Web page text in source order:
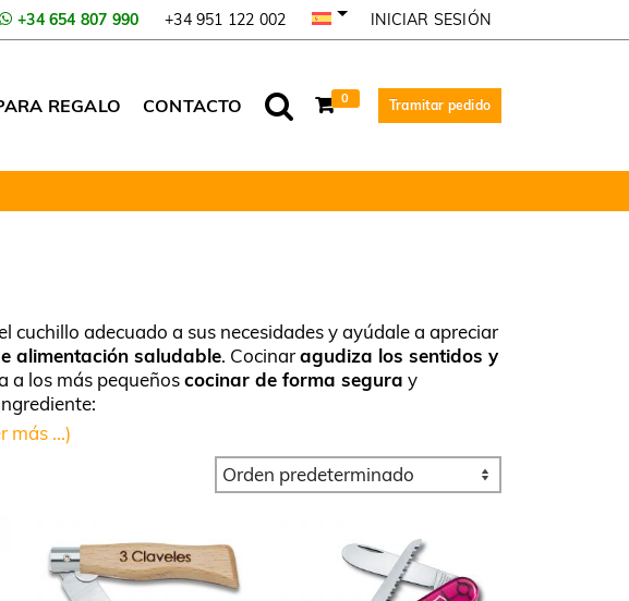
+34 654 807 990 +34 951 122 002 INICIAR SESIÓN
REGALO CONTACTO 0 Tramitar pedido
cuchillo adecuado a sus necesidades y ayúdale a apreciar
alimentación saludable. Cocinaragudiza los sentidos y
a los más pequeñoscocinar de forma segura y
más ...)